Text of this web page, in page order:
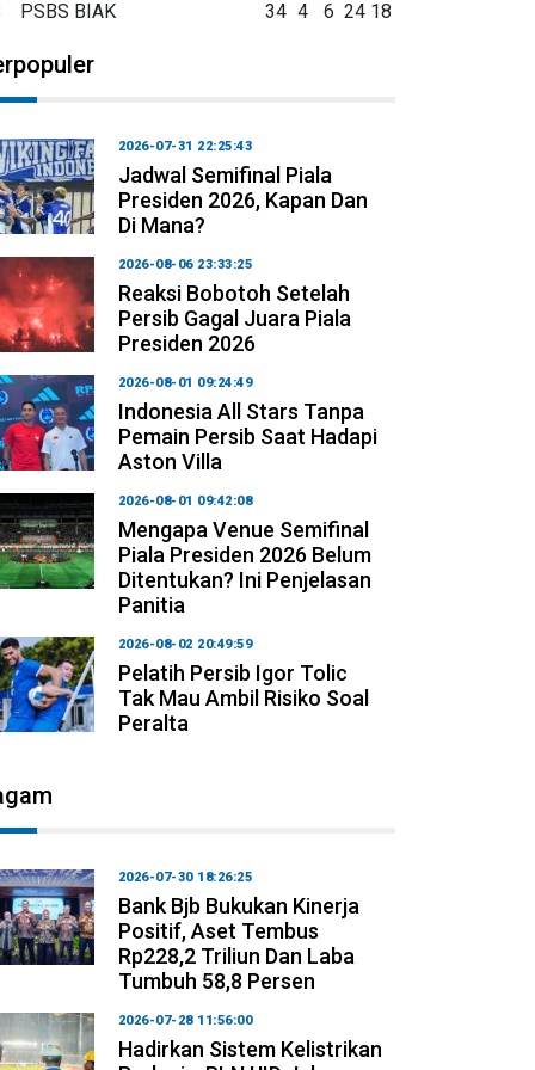
PSBS BIAK 34 4 6 24 18
2026-07-31 22:25:43
Jadwal Semifinal Piala
Presiden 2026, Kapan Dan
Di Mana?
2026-08-06 23:33:25
Reaksi Bobotoh Setelah
Persib Gagal Juara Piala
Presiden 2026
2026-08-01 09:24:49
Indonesia All Stars Tanpa
Pemain Persib Saat Hadapi
Aston Villa
2026-08-01 09:42:08
Mengapa Venue Semifinal
Piala Presiden 2026 Belum
Ditentukan? Ini Penjelasan
Panitia
2026-08-02 20:49:59
Pelatih Persib Igor Tolic
Tak Mau Ambil Risiko Soal
Peralta
2026-07-30 18:26:25
Bank Bjb Bukukan Kinerja
Positif, Aset Tembus
Rp228,2 Triliun Dan Laba
Tumbuh 58,8 Persen
2026-07-28 11:56:00
Hadirkan Sistem Kelistrikan